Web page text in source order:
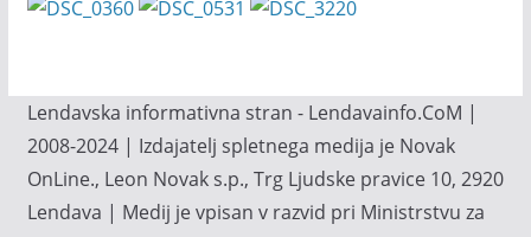
Lendavska informativna stran - Lendavainfo.CoM |
2008-2024 | Izdajatelj spletnega medija je Novak
OnLine., Leon Novak s.p., Trg Ljudske pravice 10, 2920
Lendava | Medij je vpisan v razvid pri Ministrstvu za